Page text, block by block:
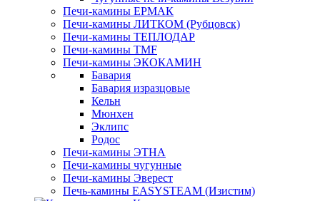
Печи-камины ЕРМАК
Печи-камины ЛИТКОМ (Рубцовск)
Печи-камины ТЕПЛОДАР
Печи-камины TMF
Печи-камины ЭКОКАМИН
Бавария
Бавария изразцовые
Кельн
Мюнхен
Эклипс
Родос
Печи-камины ЭТНА
Печи-камины чугунные
Печи-камины Эверест
Печь-камины EASYSTEAM (Изистим)